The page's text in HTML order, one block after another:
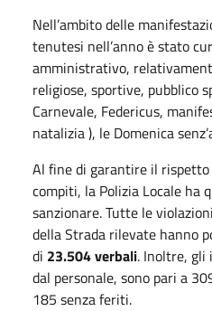
Nell’ambito delle
tenutesi nell’anno è stato
amministrativo,
religiose, sportive, pubblico
Carnevale, Federicus,
natalizia ), le Domenica
Al fine di garantire il
compiti, la Polizia Locale ha
sanzionare. Tutte le
della Strada rilevate hanno
di 23.504 verbali. Inoltre,
dal personale, sono pari a
185 senza feriti.